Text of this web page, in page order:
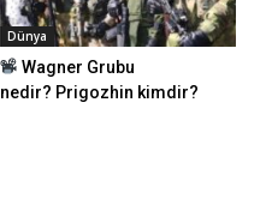
Dünya
Wagner Grubu
nedir? Prigozhin kimdir?